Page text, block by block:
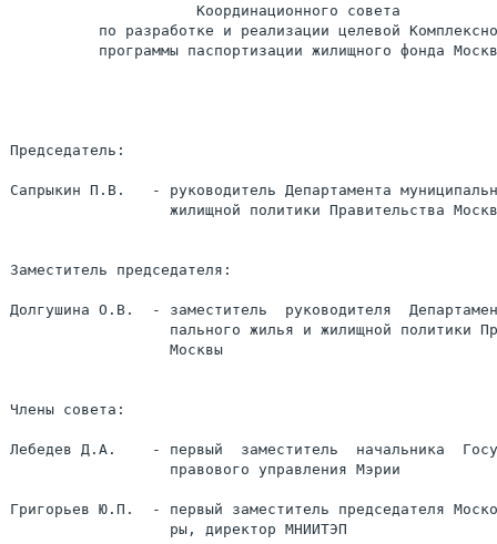
                     Координационного совета
по разработке и реализации целевой
программы паспортизации жилищного фонда
Председатель:
Сапрыкин П.В.   - руководитель Департамента
жилищной политики Правительства
Заместитель председателя:
Долгушина О.В.  - заместитель  руководителя
пального жилья и жилищной политики
                  Москвы
Члены совета:
Лебедев Д.А.    - первый  заместитель  начальника
                  правового управления Мэрии
Григорьев Ю.П.  - первый заместитель председателя
                  ры, директор МНИИТЭП